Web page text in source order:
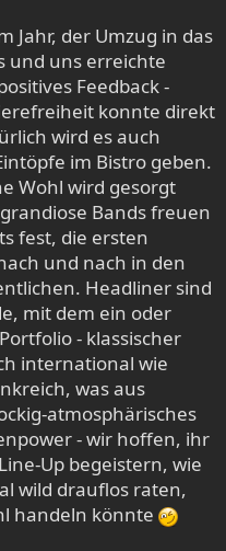
Jahr, der Umzug in das
und uns erreichte
Feedback -
konnte direkt
wird es auch
im Bistro geben.
Wohl wird gesorgt
Bands freuen
fest, die ersten
und nach in den
Headliner sind
mit dem ein oder
- klassischer
international wie
was aus
atmosphärisches
- wir hoffen, ihr
Up begeistern, wie
wild drauflos raten,
handeln könnte